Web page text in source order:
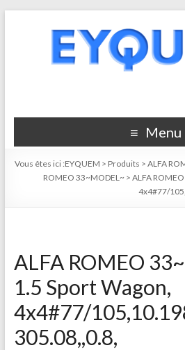
Menu
Vous êtes ici :EYQUEM > Produits >ALFA
ROMEO 33~MODEL~ >ALFA
4x4#77/
ALFA ROMEO
1.5 Sport Wagon,
4x4#77/
305.08,,0.8,